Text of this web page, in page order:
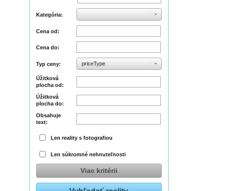
Kategória:
Cena od:
Cena do:
Typ ceny: priceType
Úžitková
plocha od:
Úžitková
plocha do:
Obsahuje
text:
Len reality s fotografiou
Len súkromné nehnuteľnosti
Viac kritérii